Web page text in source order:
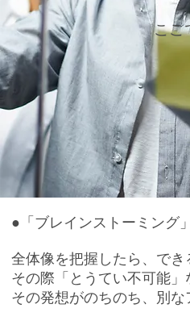
ここ
●「ブレインストーミング
全体像を把握したら、で
その際「とうてい不可能」
その発想がのちのち、別